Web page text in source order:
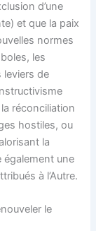
d’une
et que la paix
normes
les
leviers de
réconciliation
hostiles, ou
la
également une
à l’Autre.
le